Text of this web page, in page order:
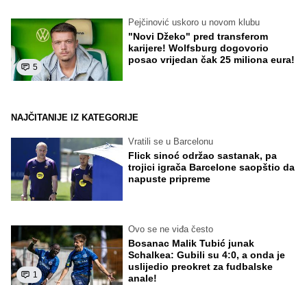
5
Pejčinović uskoro u novom klubu
"Novi Džeko" pred transferom
karijere! Wolfsburg dogovorio
posao vrijedan čak 25 miliona eura!
NAJČITANIJE IZ KATEGORIJE
Vratili se u Barcelonu
Flick sinoć održao sastanak, pa
trojici igrača Barcelone saopštio da
napuste pripreme
1
Ovo se ne viđa često
Bosanac Malik Tubić junak
Schalkea: Gubili su 4:0, a onda je
uslijedio preokret za fudbalske
anale!